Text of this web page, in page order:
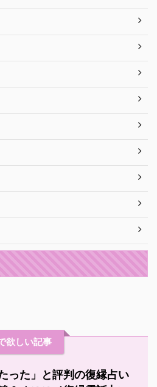
欲しい記事
たった」と評判の復縁占い